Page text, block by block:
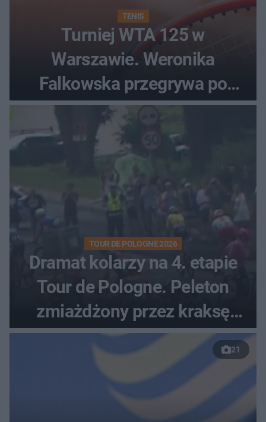
TENIS
Turniej WTA 125 w
Warszawie. Weronika
Falkowska przegrywa po
zaciętym boju
TOUR DE POLOGNE 2026
Dramat kolarzy na 4. etapie
Tour de Pologne. Peleton
zmiażdżony przez kraksę
przed Karpaczem
21